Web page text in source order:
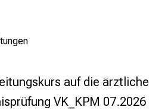
auf die ärztliche
VK_KPM 07.2026